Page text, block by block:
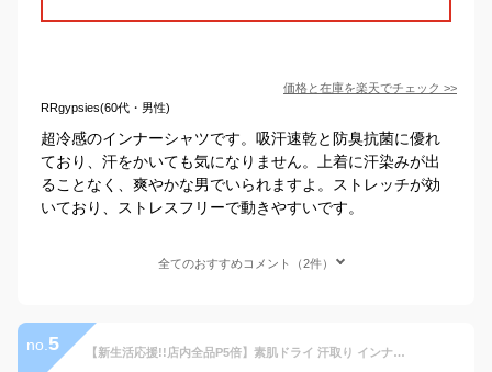
価格と在庫を楽天でチェック >>
RRgypsies(60代・男性)
超冷感のインナーシャツです。吸汗速乾と防臭抗菌に優れ
ており、汗をかいても気になりません。上着に汗染みが出
ることなく、爽やかな男でいられますよ。ストレッチが効
いており、ストレスフリーで動きやすいです。
全てのおすすめコメント（2件）
no. 5 【新生活応援!!店内全品P5倍】素肌ドライ 汗取り インナー 長袖 丸首 メンズ 春夏 脇汗 シャツ パッド付き ドライ 汗染み 防止 汗 対策 シャツ 綿混 汗とり パット付き 吸汗速乾 スーツ 出張 肌着 紳士 男性 L4793P-E